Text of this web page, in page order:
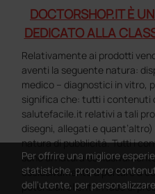
DOCTORSHOP.IT È
DEDICATO ALLA
Relativamente ai prodotti
aventi la seguente natura:
medico – diagnostici in vitro,
significa che: tutti i contenuti
salutefacile.it relativi a tali
disegni, allegati e
natura di pubblicità. Tutti i
sono di natura
esclusivamente a portare a
potenziali clienti in fase di
Per offrire una migliore
statistiche, proporre
dell'utente, per